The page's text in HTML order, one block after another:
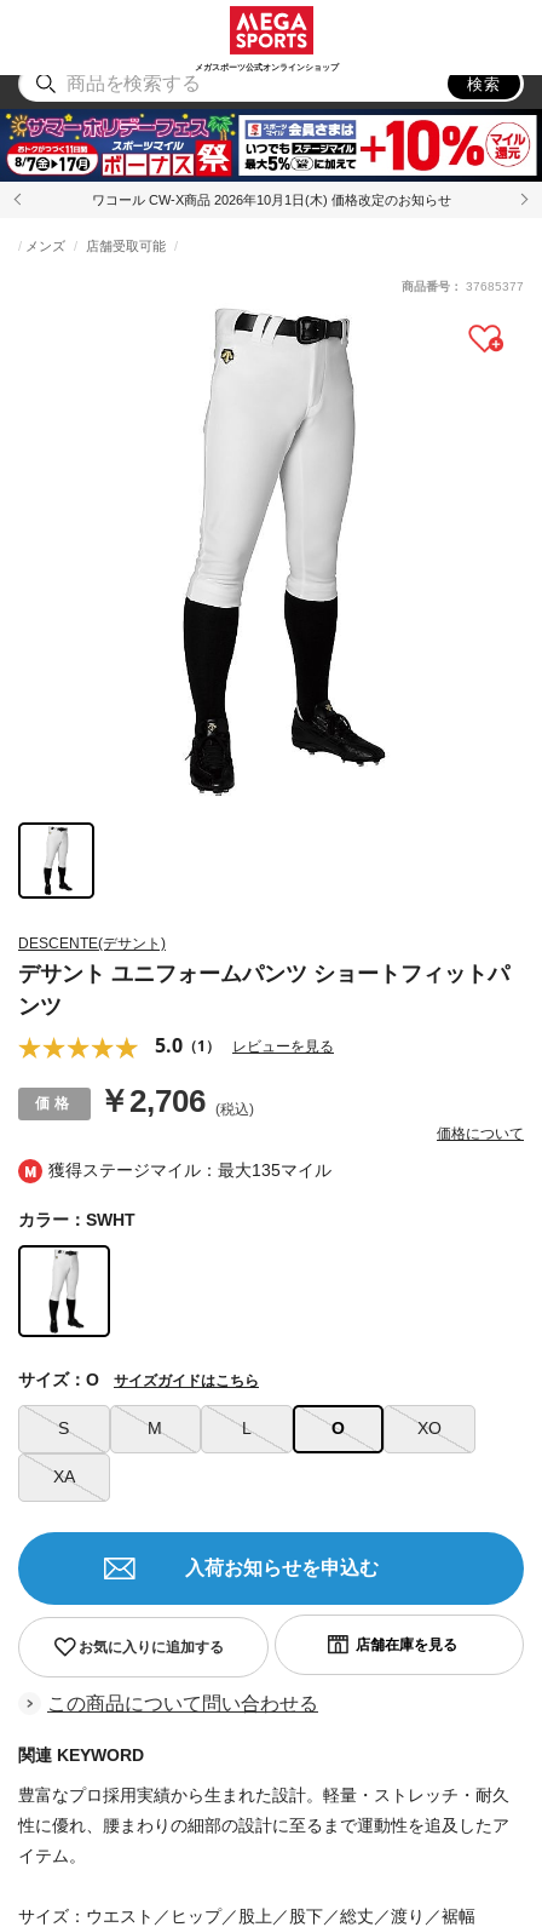
メガスポーツ公式オンラインショップ
アウトドア
検索
ワコール CW-X商品 2026年10月1日(木) 価格改定のお知らせ
獲得ステージマイル：最大135マイル
DESCENTE(デサント)
デサント ユニフォームパンツ ショートフィットパ
ンツ
5.0 （1） レビューを見る
メンズ 店舗受取可能
￥2,706 (税込)
価格について
商品番号： 37685377
カラー：SWHT
S M L O XO
XA
サイズ：O サイズガイドはこちら
お気に入りに追加する
入荷お知らせを申込む
この商品について問い合わせる
関連 KEYWORD
豊富なプロ採用実績から生まれた設計。軽量・ストレッチ・耐久
性に優れ、腰まわりの細部の設計に至るまで運動性を追及したア
イテム。
サイズ：ウエスト／ヒップ／股上／股下／総丈／渡り／裾幅